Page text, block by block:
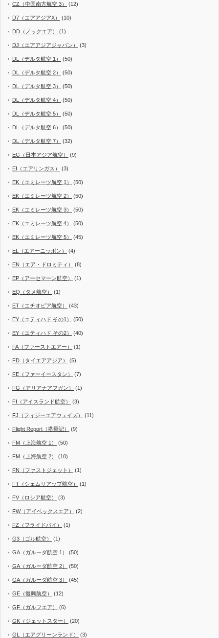
CZ（中国南方航空 3） (12)
D7（エアアジアX） (10)
DD（ノックエア） (1)
DJ（エアアジアジャパン） (3)
DL（デルタ航空 1） (50)
DL（デルタ航空 2） (50)
DL（デルタ航空 3） (50)
DL（デルタ航空 4） (50)
DL（デルタ航空 5） (50)
DL（デルタ航空 6） (50)
DL（デルタ航空 7） (32)
EG（日本アジア航空） (9)
EI（エアリンガス） (3)
EK（エミレーツ航空 1） (50)
EK（エミレーツ航空 2） (50)
EK（エミレーツ航空 3） (50)
EK（エミレーツ航空 4） (50)
EK（エミレーツ航空 5） (45)
EL（エアーニッポン） (4)
EN（エア・ドロミティ） (8)
EP（アーセマーン航空） (1)
EQ（タメ航空） (1)
ET（エチオピア航空） (43)
EY（エティハド その1） (50)
EY（エティハド その2） (40)
FA（ファーストエアー） (1)
FD（タイエアアジア） (5)
FE（ファーイースタン） (7)
FG（アリアナアフガン） (1)
FI（アイスランド航空） (3)
FJ（フィジーエアウェイズ） (11)
Flight Report（搭乗記） (9)
FM（上海航空 1） (50)
FM（上海航空 2） (10)
FN（ファストジェット） (1)
FT（シェムリアップ航空） (1)
FV（ロシア航空） (3)
FW（アイベックスエア） (2)
FZ（フライドバイ） (1)
G3（ゴル航空） (1)
GA（ガルーダ航空 1） (50)
GA（ガルーダ航空 2） (50)
GA（ガルーダ航空 3） (45)
GE（復興航空） (12)
GF（ガルフエア） (6)
GK（ジェットスター） (20)
GL（エアグリーンランド） (3)